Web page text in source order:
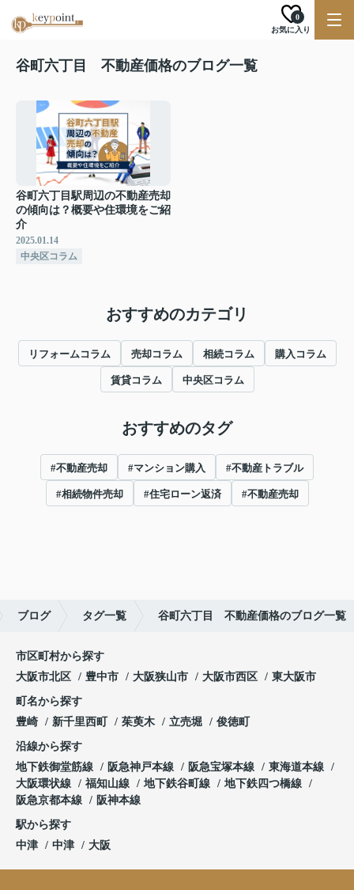
お気に入り
0
谷町六丁目 不動産価格のブログ一覧
谷町六丁目駅周辺の不動産売却
の傾向は？概要や住環境をご紹
介
2025.01.14
中央区コラム
おすすめのカテゴリ
リフォームコラム 売却コラム 相続コラム 購入コラム
賃貸コラム 中央区コラム
おすすめのタグ
#不動産売却 #マンション購入 #不動産トラブル
#相続物件売却 #住宅ローン返済 #不動産売却
ブログ タグ一覧 谷町六丁目 不動産価格のブログ一覧
市区町村から探す
大阪市北区
豊中市 大阪狭山市 大阪市西区 東大阪市
町名から探す
豊崎
新千里西町 茱萸木 立売堀 俊徳町
沿線から探す
地下鉄御堂筋線
阪急神戸本線 阪急宝塚本線
東海道本線
大阪環状線
福知山線 地下鉄谷町線
地下鉄四つ橋線
阪急京都本線
阪神本線
駅から探す
中津
中津 大阪